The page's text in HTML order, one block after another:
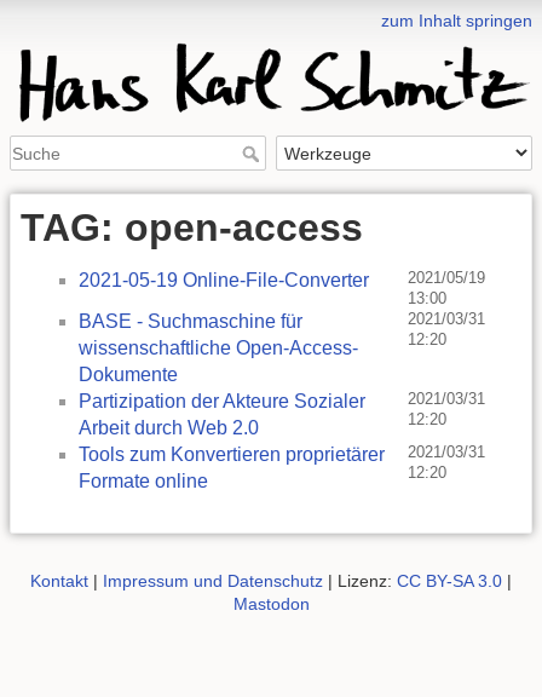
zum Inhalt springen
TAG: open-access
2021-05-19 Online-File-Converter
2021/05/19
13:00
BASE - Suchmaschine für
wissenschaftliche Open-Access-
Dokumente
2021/03/31
12:20
Partizipation der Akteure Sozialer
Arbeit durch Web 2.0
2021/03/31
12:20
Tools zum Konvertieren proprietärer
Formate online
2021/03/31
12:20
Kontakt | Impressum und Datenschutz | Lizenz: CC BY-SA 3.0 |
Mastodon